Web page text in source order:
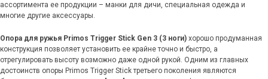
ассортимента ее продукции – манки для дичи, специальная одежда и
многие другие аксессуары.
Опора для ружья Primos Trigger Stick Gen 3 (3 ноги) хорошо продуманная
конструкция позволяет установить ее крайне точно и быстро, а
отрегулировать высоту возможно даже одной рукой. Одним из главных
достоинств опоры Primos Trigger Stick третьего поколения являются